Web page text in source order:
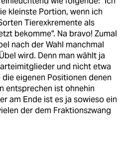
kleinste Portion, wenn ich
Tierexkremente als
bekomme". Na bravo! Zumal
nach der Wahl manchmal
wird. Denn man wählt ja
und nicht etwa
eigenen Positionen denen
entsprechen ist ohnehin
am Ende ist es ja sowieso ein
der dem Fraktionszwang